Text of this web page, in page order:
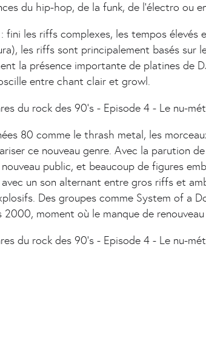
du hip-hop, de la funk, de l'électro ou
les riffs complexes, les tempos élevés
les riffs sont principalement basés sur
la présence importante de platines de
entre chant clair et growl.
80 comme le thrash metal, les
ce nouveau genre. Avec la parution
public, et beaucoup de figures
un son alternant entre gros riffs et
Des groupes comme System of a
moment où le manque de